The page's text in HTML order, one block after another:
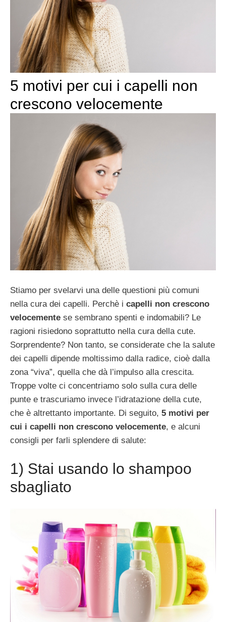
5 motivi per cui i capelli non
crescono velocemente
Stiamo per svelarvi una delle questioni più comuni
nella cura dei capelli. Perchè i capelli non crescono
velocemente se sembrano spenti e indomabili? Le
ragioni risiedono soprattutto nella cura della cute.
Sorprendente? Non tanto, se considerate che la salute
dei capelli dipende moltissimo dalla radice, cioè dalla
zona “viva”, quella che dà l’impulso alla crescita.
Troppe volte ci concentriamo solo sulla cura delle
punte e trascuriamo invece l’idratazione della cute,
che è altrettanto importante. Di seguito, 5 motivi per
cui i capelli non crescono velocemente, e alcuni
consigli per farli splendere di salute:
1) Stai usando lo shampoo
sbagliato